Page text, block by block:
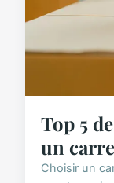
Top 5
un
Choisir un